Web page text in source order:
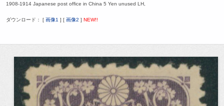
1908-1914 Japanese post office in China 5 Yen unused LH,
ダウンロード： [ 画像1 ] [ 画像2 ] NEW!!